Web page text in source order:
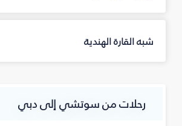
شبه القارة الهندية
رحلات من سوتشي إلى دبي